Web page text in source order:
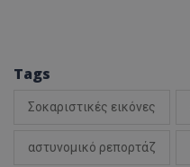
Tags
Σοκαριστικές εικόνες
αστυνομικό ρεπορτάζ